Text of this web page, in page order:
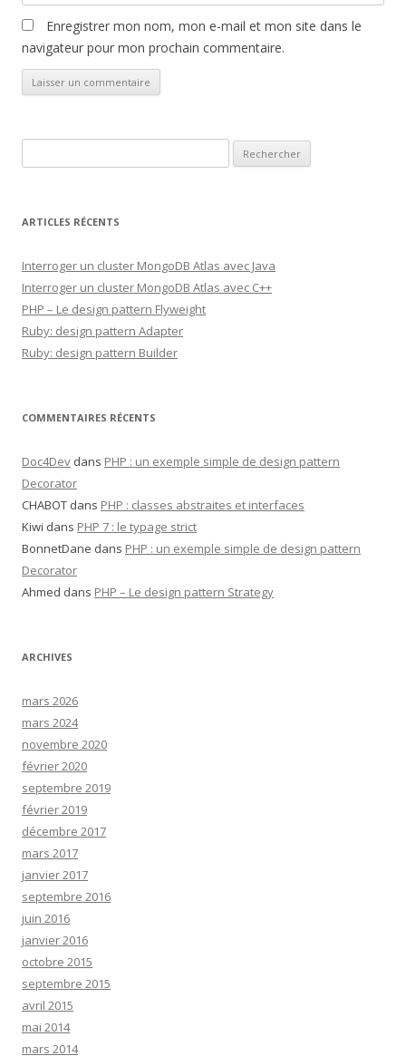
Enregistrer mon nom, mon e-mail et mon site dans le
navigateur pour mon prochain commentaire.
ARTICLES RÉCENTS
Interroger un cluster MongoDB Atlas avec Java
Interroger un cluster MongoDB Atlas avec C++
PHP – Le design pattern Flyweight
Ruby: design pattern Adapter
Ruby: design pattern Builder
COMMENTAIRES RÉCENTS
Doc4Dev dans PHP : un exemple simple de design pattern
Decorator
CHABOT dans PHP : classes abstraites et interfaces
Kiwi dans PHP 7 : le typage strict
BonnetDane dans PHP : un exemple simple de design pattern
Decorator
Ahmed dans PHP – Le design pattern Strategy
ARCHIVES
mars 2026
mars 2024
novembre 2020
février 2020
septembre 2019
février 2019
décembre 2017
mars 2017
janvier 2017
septembre 2016
juin 2016
janvier 2016
octobre 2015
septembre 2015
avril 2015
mai 2014
mars 2014